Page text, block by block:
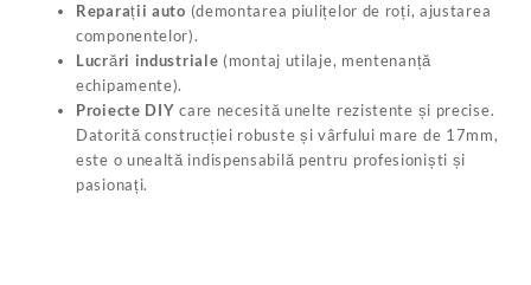
Reparații auto (demontarea piulițelor de roți, ajustarea
componentelor).
Lucrări industriale (montaj utilaje, mentenanță
echipamente).
Proiecte DIY care necesită unelte rezistente și precise.
Datorită construcției robuste și vârfului mare de 17mm,
este o unealtă indispensabilă pentru profesioniști și
pasionați.